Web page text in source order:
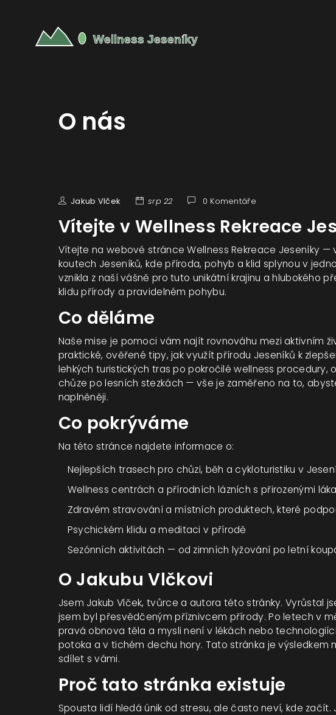
O nás
Jakub Vlček srp 22 0 Komentáře
Vítejte v Wellness Rekreace
Vítejte na webové stránce Wellness Rekreace Jeseníky
koutech Jeseníků, kde příroda, pohyb a klid splynou v
vznikla z naší vášně pro tuto unikátní krajinu a hlubokého
klidu přírody a pravidelném pohybu.
Co děláme
Naše mise je pomoci vám najít rovnováhu mezi aktivním
praktické, ověřené tipy, jak využít přírodu Jeseníků k
lehkých turistických tras po pokročilé wellness procedury,
chůze po lesních stezkách — vše je zaměřeno na to,
naplněněji.
Co pokrýváme
Na této stránce najdete informace o:
Nejlepších trasech pro chůzi, běh a cykloturistiku v
Wellness centrách a přírodních lázních s přirozenými
Zdravém stravování a místních produktech, které
Psychickém klidu a meditaci v přírodě
Sezónních aktivitách — od zimních lyžování po letní
O Jakubu Vlčkovi
Jsem Jakub Vlček, tvůrce a autora této stránky. Vyrůstal
jsem byl přesvědčeným příznivcem přírody. Po letech v
pravá obnova těla a mysli není v lékách nebo
potoka a v tichém dechu hory. Tato stránka je výsledkem
sdílet s vámi.
Proč tato stránka existuje
Spousta lidí hledá únik od stresu, ale často neví, kde